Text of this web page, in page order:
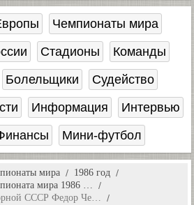
Чемпионаты мира
Стадионы
Команды
Болельщики
Судейство
Информация
Интервью
Мини-футбол
мира
1986 год
мира 1986 …
СССР Федор Че…